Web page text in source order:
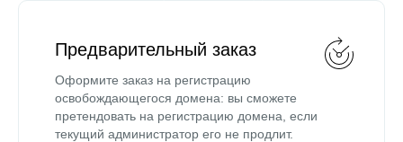
Предварительный заказ
Оформите заказ на регистрацию
освобождающегося домена: вы сможете
претендовать на регистрацию домена, если
текущий администратор его не продлит.